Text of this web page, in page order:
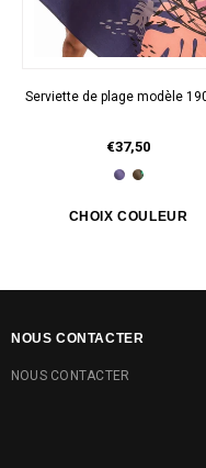
Serviette de plage modèle
€37,50
NOUS CONTACTER
NOUS CONTACTER